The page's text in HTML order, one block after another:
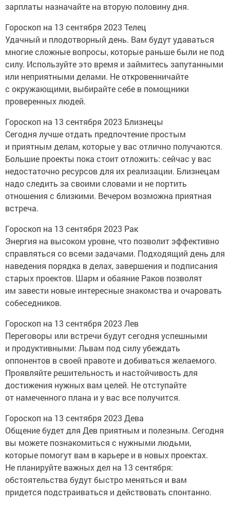
зарплаты назначайте на вторую половину дня.
Гороскоп на 13 сентября 2023 Телец
Удачный и плодотворный день. Вам будут удаваться
многие сложные вопросы, которые раньше были не под
силу. Используйте это время и займитесь запутанными
или неприятными делами. Не откровенничайте
с окружающими, выбирайте себе в помощники
проверенных людей.
Гороскоп на 13 сентября 2023 Близнецы
Сегодня лучше отдать предпочтение простым
и приятным делам, которые у вас отлично получаются.
Большие проекты пока стоит отложить: сейчас у вас
недостаточно ресурсов для их реализации. Близнецам
надо следить за своими словами и не портить
отношения с близкими. Вечером возможна приятная
встреча.
Гороскоп на 13 сентября 2023 Рак
Энергия на высоком уровне, что позволит эффективно
справляться со всеми задачами. Подходящий день для
наведения порядка в делах, завершения и подписания
старых проектов. Шарм и обаяние Раков позволят
им завести новые интересные знакомства и очаровать
собеседников.
Гороскоп на 13 сентября 2023 Лев
Переговоры или встречи будут сегодня успешными
и продуктивными: Львам под силу убеждать
оппонентов в своей правоте и добиваться желаемого.
Проявляйте решительность и настойчивость для
достижения нужных вам целей. Не отступайте
от намеченного плана и у вас все получится.
Гороскоп на 13 сентября 2023 Дева
Общение будет для Дев приятным и полезным. Сегодня
вы можете познакомиться с нужными людьми,
которые помогут вам в карьере и в новых проектах.
Не планируйте важных дел на 13 сентября:
обстоятельства будут быстро меняться и вам
придется подстраиваться и действовать спонтанно.